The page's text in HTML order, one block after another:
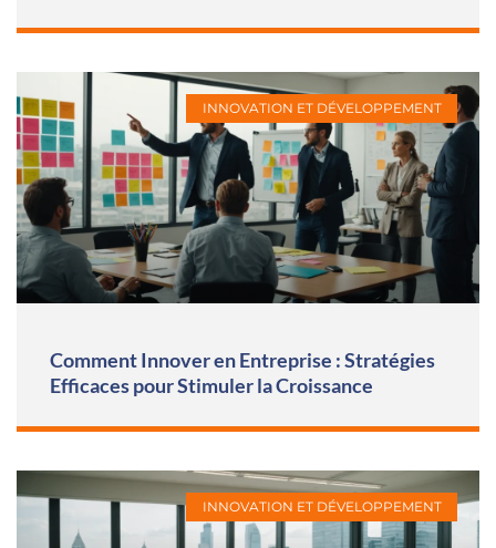
INNOVATION ET DÉVELOPPEMENT
Comment Innover en Entreprise : Stratégies
Efficaces pour Stimuler la Croissance
INNOVATION ET DÉVELOPPEMENT